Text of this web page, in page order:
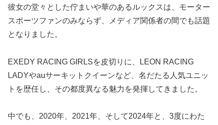
彼女の堂々とした佇まいや華のあるルックスは、モーター
スポーツファンのみならず、メディア関係者の間でも話題
となりました。
EXEDY RACING GIRLSを皮切りに、LEON RACING
LADYやauサーキットクイーンなど、名だたる人気ユニッ
トを歴任し、その都度異なる魅力を発揮してきました。
中でも、2020年、2021年、そして2024年と、3度にわた